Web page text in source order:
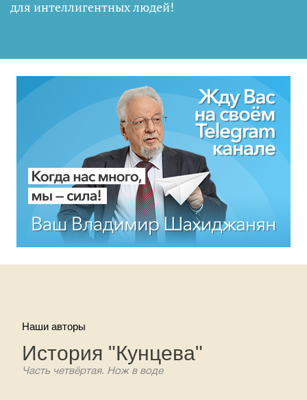
для интеллигентных людей!
Наши авторы
История "Кунцева"
Часть четвёртая. Нож в воде